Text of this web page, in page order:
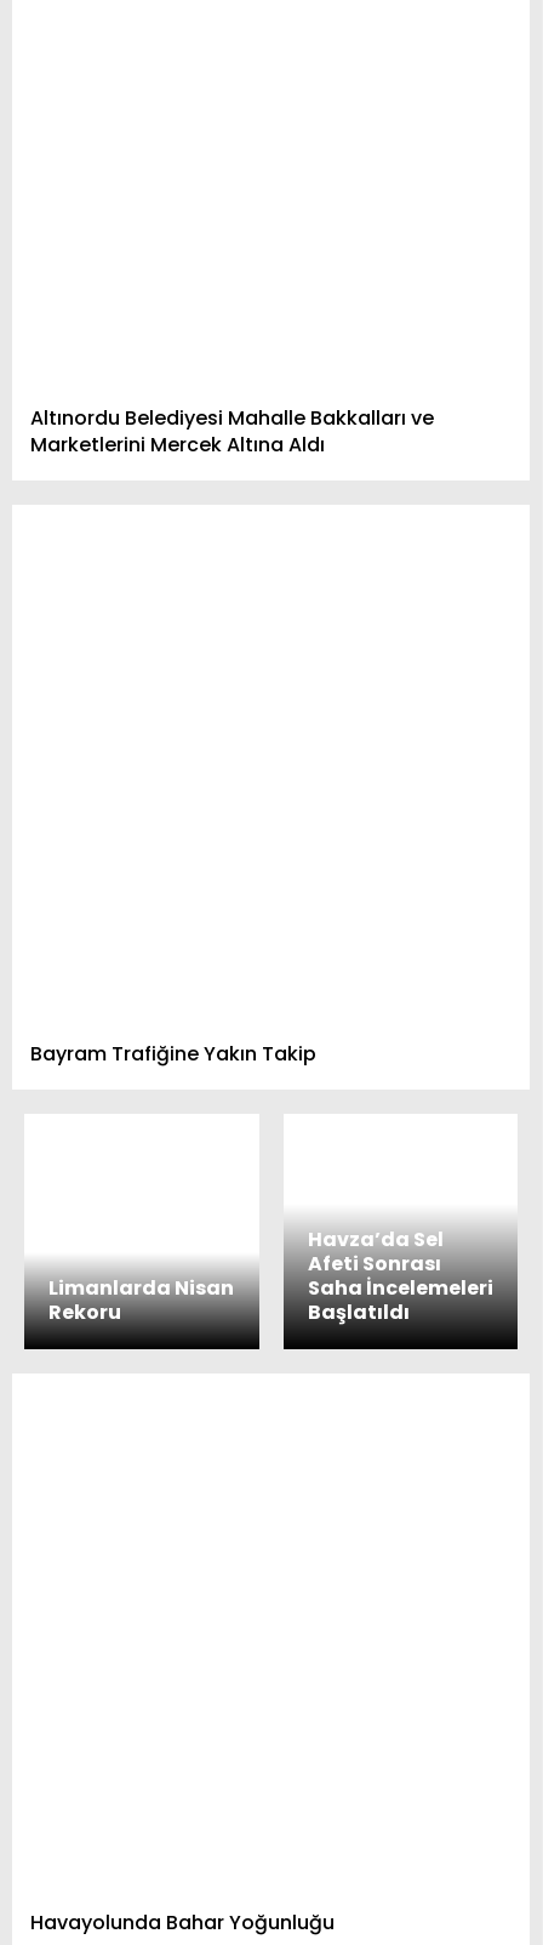
Altınordu Belediyesi Mahalle Bakkalları ve
Marketlerini Mercek Altına Aldı
Bayram Trafiğine Yakın Takip
Limanlarda Nisan
Rekoru
Havza’da Sel
Afeti Sonrası
Saha İncelemeleri
Başlatıldı
Havayolunda Bahar Yoğunluğu